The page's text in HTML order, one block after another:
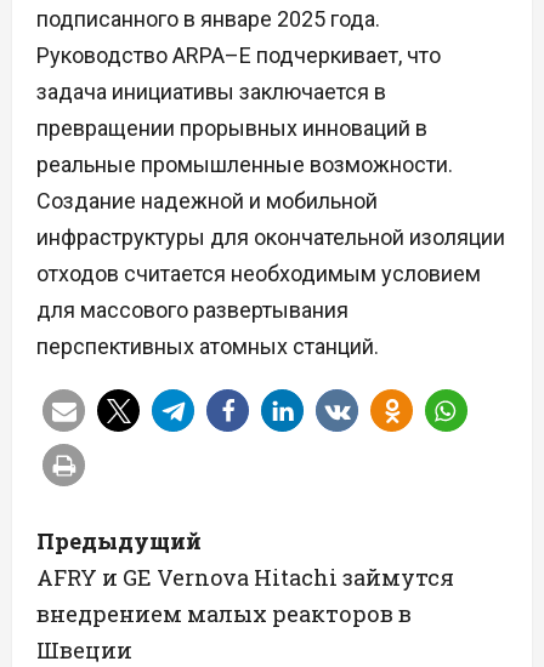
подписанного в январе 2025 года.
Руководство ARPA–E подчеркивает, что
задача инициативы заключается в
превращении прорывных инноваций в
реальные промышленные возможности.
Создание надежной и мобильной
инфраструктуры для окончательной изоляции
отходов считается необходимым условием
для массового развертывания
перспективных атомных станций.
Н
а
в
Предыдущий
AFRY и GE Vernova Hitachi займутся
внедрением малых реакторов в
Швеции